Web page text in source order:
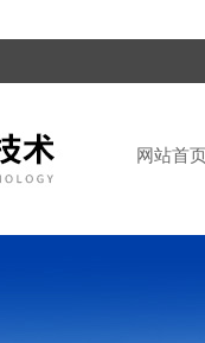
网站首